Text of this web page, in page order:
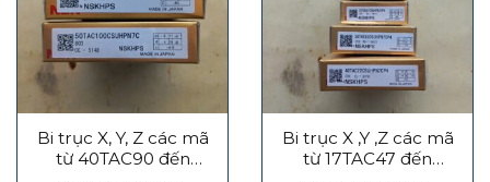
Bi trục X, Y, Z các mã
từ 40TAC90 đến
Bi trục X ,Y ,Z các mã
từ 17TAC47 đến